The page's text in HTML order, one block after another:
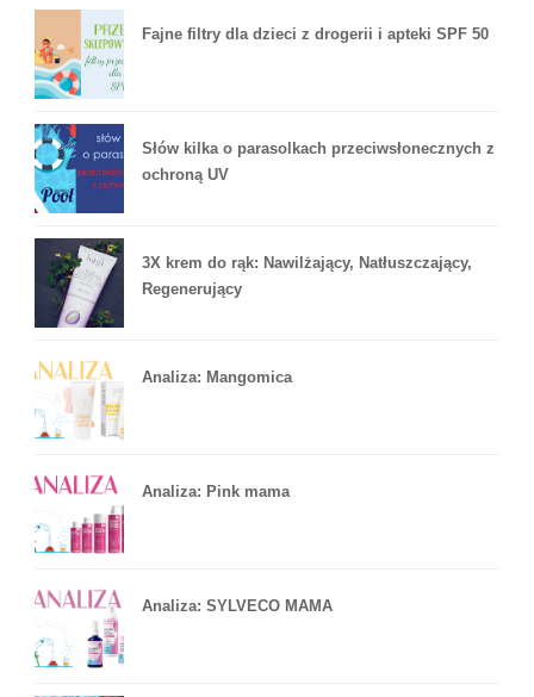
Fajne filtry dla dzieci z drogerii i apteki SPF 50
Słów kilka o parasolkach przeciwsłonecznych z
ochroną UV
3X krem do rąk: Nawilżający, Natłuszczający,
Regenerujący
Analiza: Mangomica
Analiza: Pink mama
Analiza: SYLVECO MAMA